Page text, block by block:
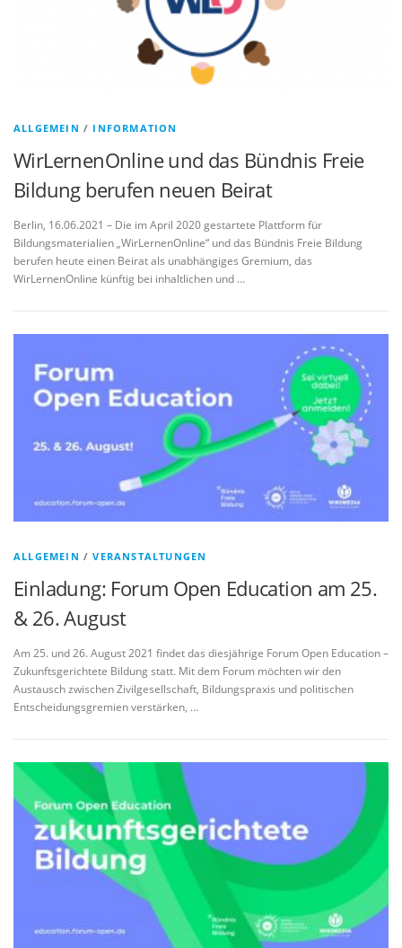
ALLGEMEIN / INFORMATION
WirLernenOnline und das Bündnis Freie
Bildung berufen neuen Beirat
Berlin, 16.06.2021 – Die im April 2020 gestartete Plattform für
Bildungsmaterialien „WirLernenOnline“ und das Bündnis Freie Bildung
berufen heute einen Beirat als unabhängiges Gremium, das
WirLernenOnline künftig bei inhaltlichen und …
ALLGEMEIN /VERANSTALTUNGEN
Einladung: Forum Open Education am 25.
& 26. August
Am 25. und 26. August 2021 findet das diesjährige Forum Open Education –
Zukunftsgerichtete Bildung statt. Mit dem Forum möchten wir den
Austausch zwischen Zivilgesellschaft, Bildungspraxis und politischen
Entscheidungsgremien verstärken, …